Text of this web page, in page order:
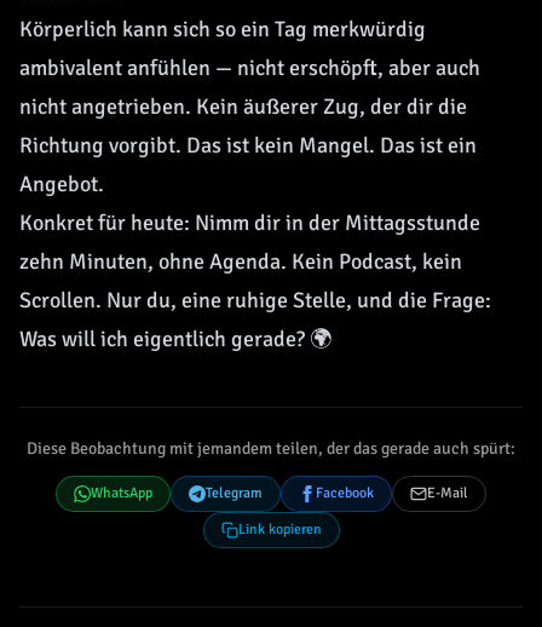
Körperlich kann sich so ein Tag merkwürdig
ambivalent anfühlen — nicht erschöpft, aber auch
nicht angetrieben. Kein äußerer Zug, der dir die
Richtung vorgibt. Das ist kein Mangel. Das ist ein
Angebot.
Konkret für heute: Nimm dir in der Mittagsstunde
zehn Minuten, ohne Agenda. Kein Podcast, kein
Scrollen. Nur du, eine ruhige Stelle, und die Frage:
Was will ich eigentlich gerade? 🌍
Diese Beobachtung mit jemandem teilen, der das gerade auch spürt:
WhatsApp Telegram Facebook
E-Mail
Link kopieren